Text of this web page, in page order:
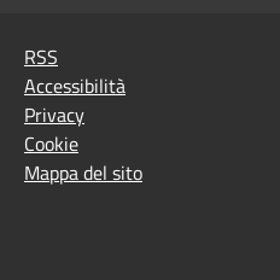
RSS
Accessibilità
Privacy
Cookie
Mappa del sito